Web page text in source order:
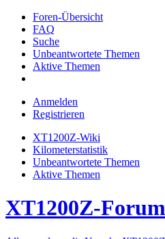
Foren-Übersicht
FAQ
Suche
Unbeantwortete Themen
Aktive Themen
Anmelden
Registrieren
XT1200Z-Wiki
Kilometerstatistik
Unbeantwortete Themen
Aktive Themen
XT1200Z-Forum